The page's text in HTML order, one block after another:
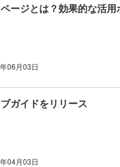
ージとは？効果的な活
06月03日
ガイドをリリース
04月03日